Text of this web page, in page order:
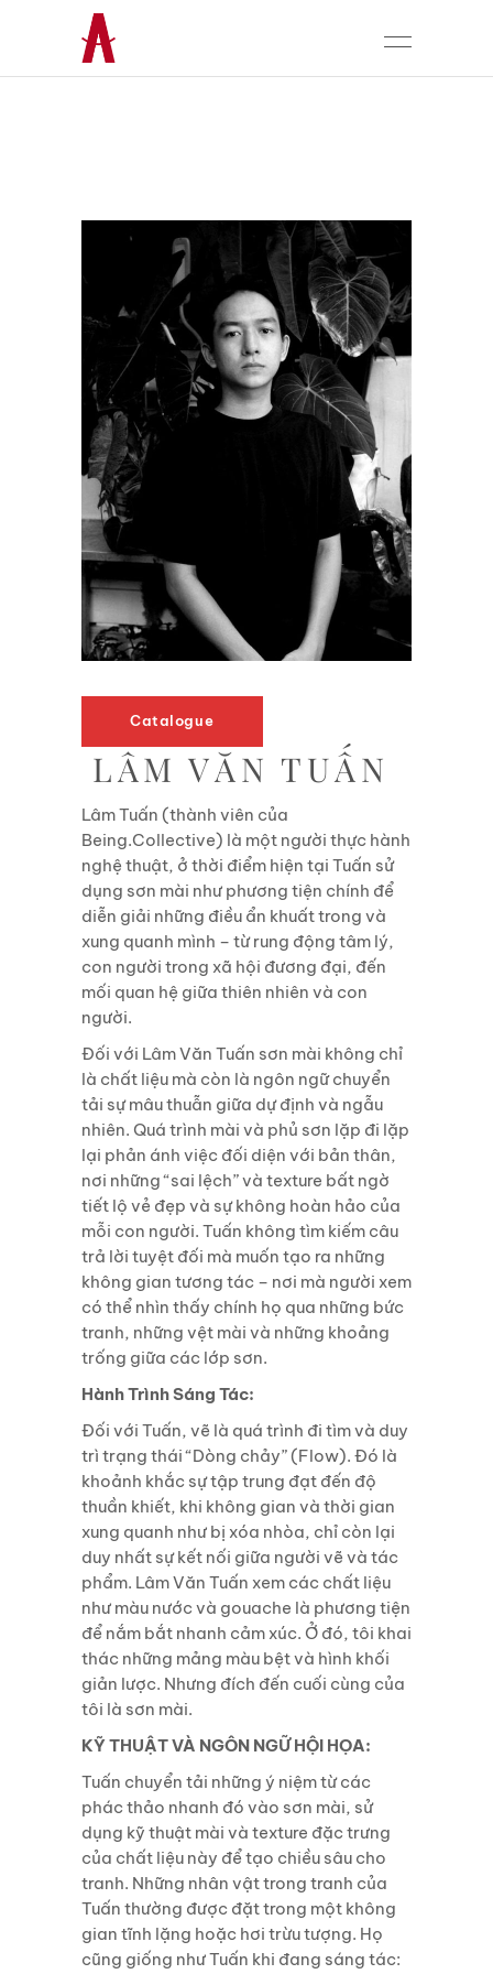
Catalogue
LÂM VĂN TUẤN
Lâm Tuấn (thành viên của
Being.Collective) là một người thực hành
nghệ thuật, ở thời điểm hiện tại Tuấn sử
dụng sơn mài như phương tiện chính để
diễn giải những điều ẩn khuất trong và
xung quanh mình – từ rung động tâm lý,
con người trong xã hội đương đại, đến
mối quan hệ giữa thiên nhiên và con
người.
Đối với Lâm Văn Tuấn sơn mài không chỉ
là chất liệu mà còn là ngôn ngữ chuyển
tải sự mâuthuẫn giữa dự định và ngẫu
nhiên. Quá trình mài và phủ sơn lặp đi lặp
lại phản ánh việc đối diện với bản thân,
nơi những “sai lệch” và texture bất ngờ
tiết lộ vẻ đẹp và sự không hoàn hảo của
mỗi con người. Tuấn không tìm kiếm câu
trả lời tuyệt đối mà muốn tạo ra những
không gian tương tác – nơi mà người xem
có thể nhìn thấy chính họ qua những bức
tranh, những vệt mài và những khoảng
trống giữa các lớp sơn.
Hành Trình Sáng Tác:
Đối với Tuấn, vẽ là quá trình đi tìm và duy
trì trạng thái “Dòng chảy” (Flow). Đó là
khoảnh khắc sự tập trung đạt đến độ
thuần khiết, khi không gian và thời gian
xung quanh như bị xóa nhòa, chỉ còn lại
duy nhất sự kết nối giữa người vẽ và tác
phẩm. Lâm Văn Tuấn xem các chất liệu
như màu nước và gouache là phương tiện
để nắm bắt nhanh cảm xúc. Ở đó, tôi khai
thác những mảng màu bệt và hình khối
giản lược. Nhưng đích đến cuối cùng của
tôi là sơn mài.
KỸ THUẬT VÀ NGÔN NGỮ HỘI HỌA:
Tuấn chuyển tải những ý niệm từ các
phác thảo nhanh đó vào sơn mài, sử
dụng kỹ thuật mài và texture đặc trưng
của chất liệu này để tạo chiều sâu cho
tranh. Những nhân vật trong tranh của
Tuấn thường được đặt trong một không
gian tĩnh lặng hoặc hơi trừu tượng. Họ
cũng giống như Tuấn khi đang sáng tác: